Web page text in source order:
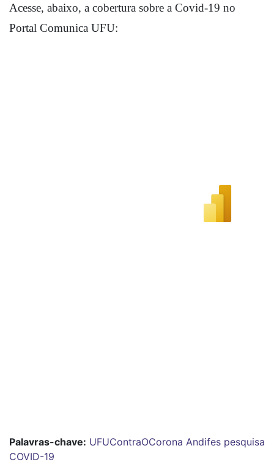
Acesse, abaixo, a cobertura sobre a Covid-19 no
Portal Comunica UFU:
Palavras-chave: UFUContraOCorona Andifes pesquisa
COVID-19